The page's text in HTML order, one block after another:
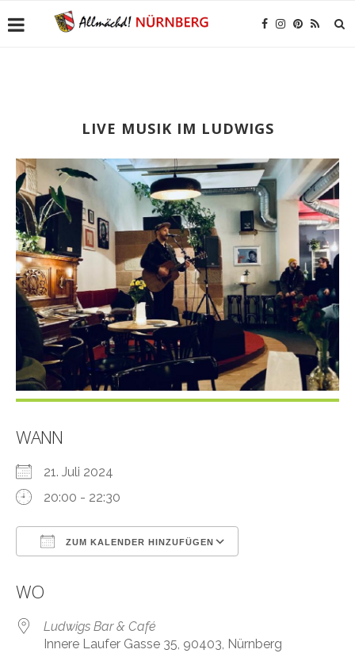
LIVE MUSIK IM LUDWIGS
WANN
21. Juli 2024
20:00 - 22:30
ZUM KALENDER HINZUFÜGEN
WO
Ludwigs Bar & Café
Innere Laufer Gasse 35, 90403, Nürnberg